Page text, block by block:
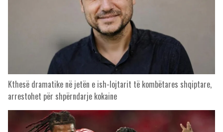
Kthesë dramatike në jetën e ish-lojtarit të kombëtares shqiptare,
arrestohet për shpërndarje kokaine